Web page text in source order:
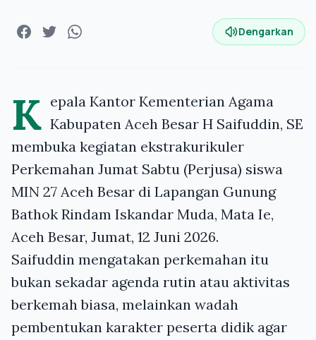
Dengarkan
K epala Kantor Kementerian Agama
Kabupaten Aceh Besar H Saifuddin, SE
membuka kegiatan ekstrakurikuler
Perkemahan Jumat Sabtu (Perjusa) siswa
MIN 27 Aceh Besar di Lapangan Gunung
Bathok Rindam Iskandar Muda, Mata Ie,
Aceh Besar, Jumat, 12 Juni 2026.
Saifuddin mengatakan perkemahan itu
bukan sekadar agenda rutin atau aktivitas
berkemah biasa, melainkan wadah
pembentukan karakter peserta didik agar